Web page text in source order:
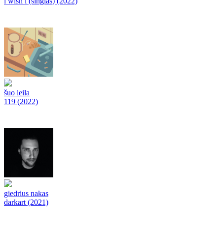
šuo leila
119 (2022)
giedrius nakas
darkart (2021)